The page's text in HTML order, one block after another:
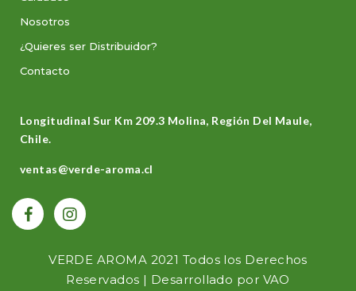
Nosotros
¿Quieres ser Distribuidor?
Contacto
Longitudinal Sur Km 209.3 Molina, Región Del Maule,
Chile.
ventas@verde-aroma.cl
VERDE AROMA 2021 Todos los Derechos
Reservados | Desarrollado por VAO